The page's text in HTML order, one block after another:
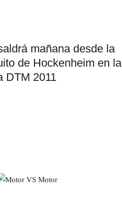
mañana desde la
de Hockenheim en la
DTM 2011